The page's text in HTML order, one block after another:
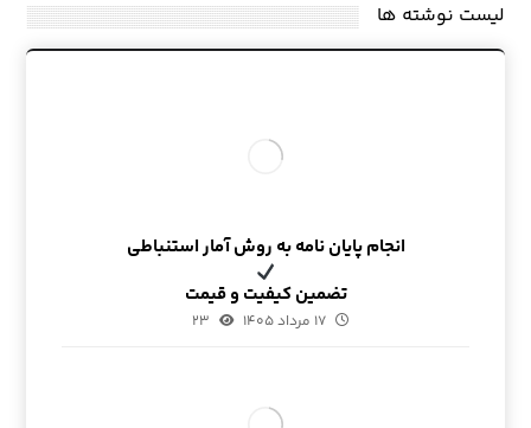
لیست نوشته ها
انجام پایان نامه به روش آمار استنباطی
تضمین کیفیت و قیمت
۱۷ مرداد ۱۴۰۵ ۲۳